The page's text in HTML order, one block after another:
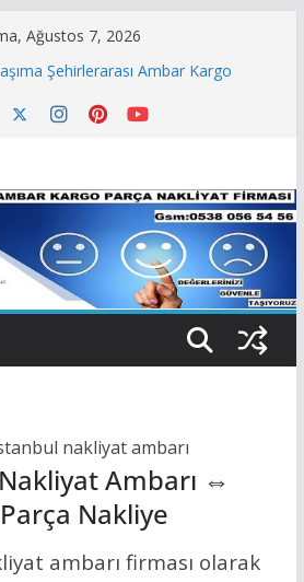
Ağustos 7, 2026
Taşımacılığı Şehirlerarası Ambar
Şehirlerarası Ambar Kargo
Taşımacılık Şehirlerarası Ambar
Şehirlerarası Ambar Kargo
Ambarı ⇔
Nakliye
ambarı firması olarak